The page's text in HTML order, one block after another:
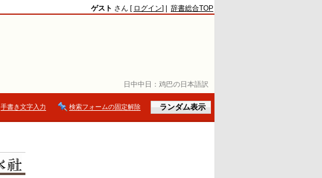
日中中日： 鸡巴の日本語訳
ゲスト さん [ ログイン] | 辞書総合TOP
手書き文字入力 検索フォームの固定解除